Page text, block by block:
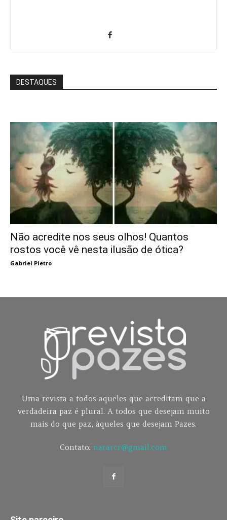
DESTAQUES
Não acredite nos seus olhos! Quantos
rostos você vê nesta ilusão de ótica?
Gabriel Pietro
Uma revista a todos aqueles que acreditam que a
verdadeira paz é plural. A todos que desejam muito
mais do que paz, àqueles que desejam Pazes.
Contato: nararcr@gmail.com